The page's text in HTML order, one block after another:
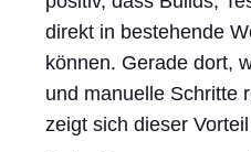
direkt in bestehende
können. Gerade dort,
und manuelle Schritte
zeigt sich dieser